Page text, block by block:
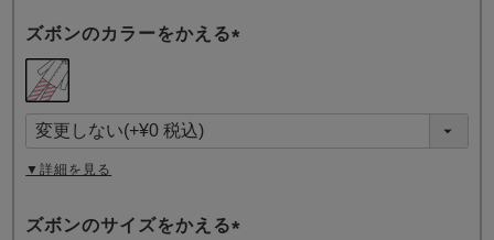
ズボンのカラーをかえる
須
)
▼詳細を見る
ズボンのサイズをかえる